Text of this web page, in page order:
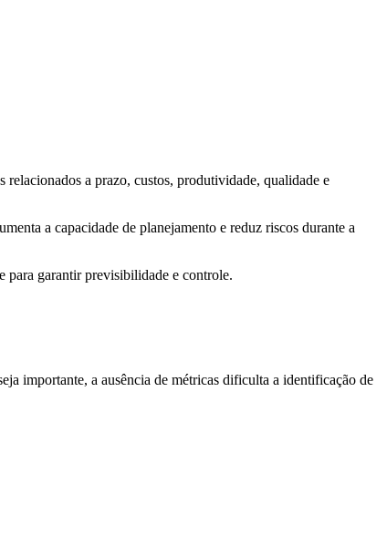
relacionados a prazo, custos, produtividade, qualidade e
a capacidade de planejamento e reduz riscos durante a
para garantir previsibilidade e controle.
importante, a ausência de métricas dificulta a identificação de